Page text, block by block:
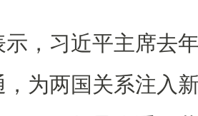
习近平主席去年
为两国关系注入